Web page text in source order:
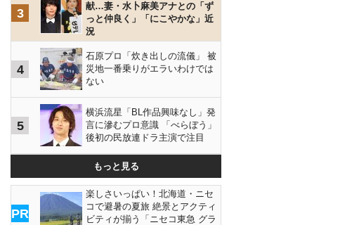
3
献…妻・水卜麻美アナとの「ず
っと仲良く」「にこやかな」近
況
4
石原プロ「炊き出しの流儀」 被
災地一番乗りがエラいわけでは
ない
5
横浜流星「BL作品興味なし」発
言に滲むプロ意識 「べらぼう」
後初の民放連ドラ主演で注目
もっと見る
PR
楽しさいっぱい！北海道・ニセ
コで避暑の夏旅 絶景とアクティ
ビティが揃う「ニセコ東急 グラ